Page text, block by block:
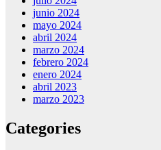
junio 2024
mayo 2024
abril 2024
marzo 2024
febrero 2024
enero 2024
abril 2023
marzo 2023
Categories